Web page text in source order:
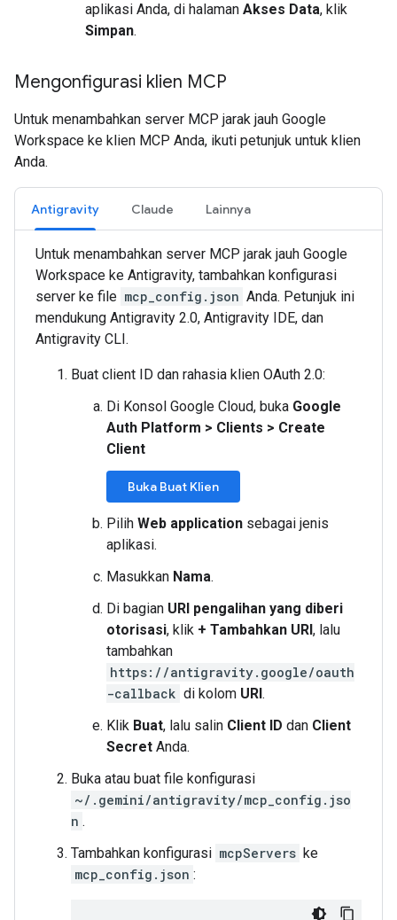
aplikasi Anda, di halaman Akses Data, klik
Simpan.
Mengonfigurasi klien MCP
Untuk menambahkan server MCP jarak jauh Google
Workspace ke klien MCP Anda, ikuti petunjuk untuk klien
Anda.
Antigravity Claude Lainnya
Untuk menambahkan server MCP jarak jauh Google
Workspace ke Antigravity, tambahkan konfigurasi
server ke file mcp_config.json Anda. Petunjuk ini
mendukung Antigravity 2.0, Antigravity IDE, dan
Antigravity CLI.
Buat client ID dan rahasia klien OAuth 2.0:
Di Konsol Google Cloud, buka Google
Auth Platform > Clients > Create
Client
Buka Buat Klien
Pilih Web application sebagai jenis
aplikasi.
Masukkan Nama.
Di bagian URI pengalihan yang diberi
otorisasi, klik + Tambahkan URI, lalu
tambahkan
https://antigravity.google/oauth
-callback di kolom URI.
Klik Buat, lalu salin Client ID dan Client
Secret Anda.
Buka atau buat file konfigurasi
~/.gemini/antigravity/mcp_config.jso
n .
Tambahkan konfigurasi mcpServers ke
mcp_config.json :